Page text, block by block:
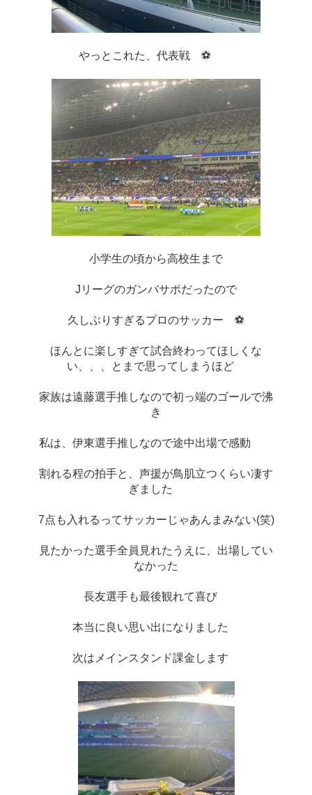
やっとこれた、代表戦　⚽
小学生の頃から高校生まで
Jリーグのガンバサポだったので
久しぶりすぎるプロのサッカー　⚽
ほんとに楽しすぎて試合終わってほしくな
い、、、とまで思ってしまうほど
家族は遠藤選手推しなので初っ端のゴールで沸
き
私は、伊東選手推しなので途中出場で感動
割れる程の拍手と、声援が鳥肌立つくらい凄す
ぎました
7点も入れるってサッカーじゃあんまみない(笑)
見たかった選手全員見れたうえに、出場してい
なかった
長友選手も最後観れて喜び
本当に良い思い出になりました
次はメインスタンド課金します